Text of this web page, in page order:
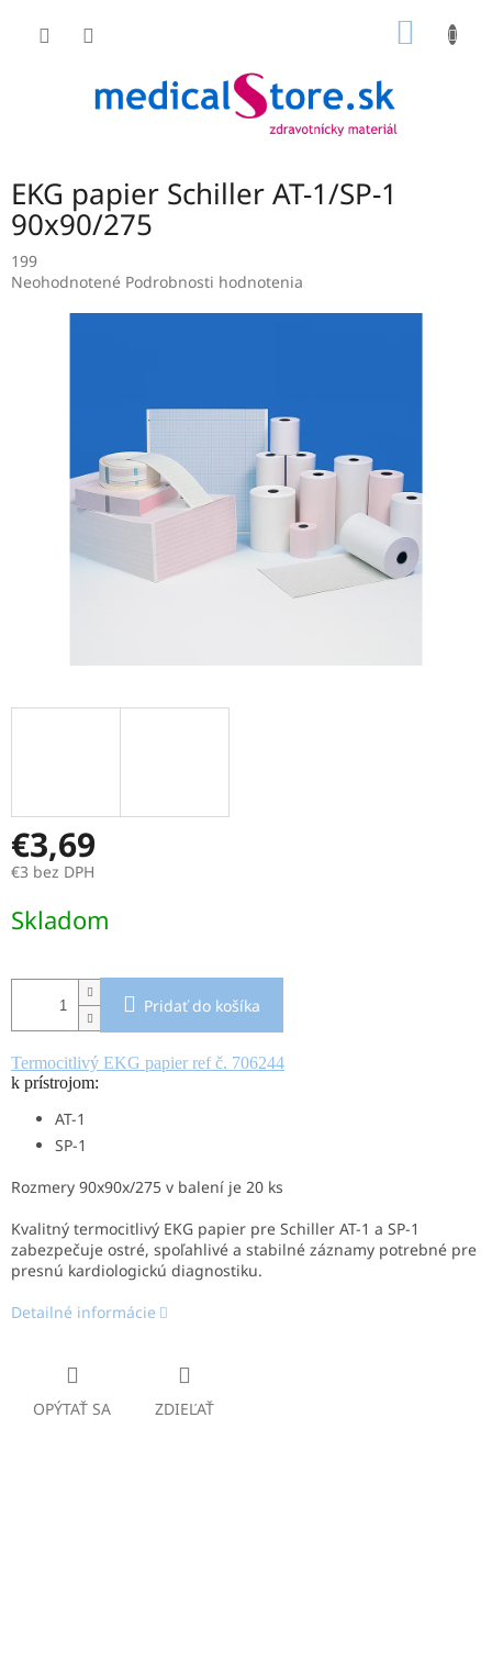
EKG papier Schiller AT-1/SP-1
90x90/275
199
Priemerné
Neohodnotené Podrobnosti hodnotenia
€3,69
€3 bez DPH
cena:
Skladom
Pridať do košíka
Termocitlivý EKG papier ref č. 706244
k prístrojom:
AT-1
SP-1
Rozmery 90x90x/275 v balení je 20 ks
Kvalitný termocitlivý EKG papier pre Schiller AT-1 a SP-1
zabezpečuje ostré, spoľahlivé a stabilné záznamy potrebné pre
presnú kardiologickú diagnostiku.
Detailné informácie
OPÝTAŤ SA ZDIEĽAŤ